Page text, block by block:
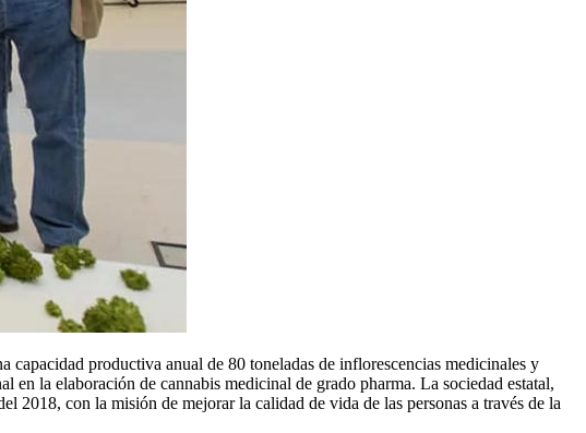
productiva anual de 80 toneladas de inflorescencias medicinales y
en la elaboración de cannabis medicinal de grado pharma. La sociedad estatal,
2018, con la misión de mejorar la calidad de vida de las personas a través de la